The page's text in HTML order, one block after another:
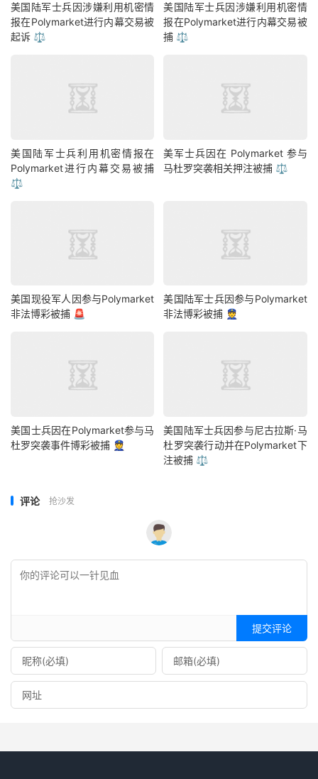
美国陆军士兵因涉嫌利用机密情
报在Polymarket进行内幕交易被
起诉 ⚖️
美国陆军士兵因涉嫌利用机密情
报在Polymarket进行内幕交易被
捕 ⚖️
美国陆军士兵利用机密情报在
Polymarket进行内幕交易被捕
⚖️
美军士兵因在 Polymarket 参与
马杜罗突袭相关押注被捕 ⚖️
美国现役军人因参与Polymarket
非法博彩被捕 🚨
美国陆军士兵因参与Polymarket
非法博彩被捕 👮
美国士兵因在Polymarket参与马
杜罗突袭事件博彩被捕 👮
美国陆军士兵因参与尼古拉斯·马
杜罗突袭行动并在Polymarket下
注被捕 ⚖️
评论 抢沙发
提交评论